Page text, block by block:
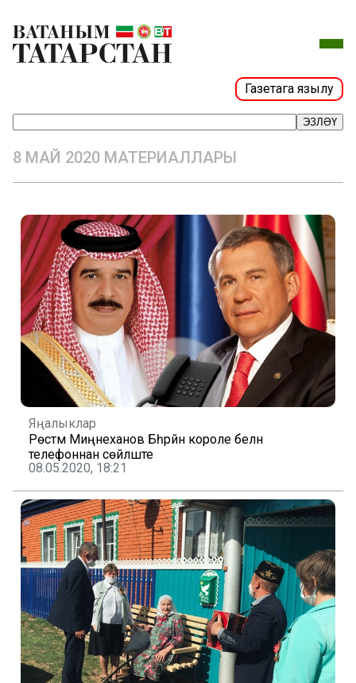
Газетага язылу
ЭЗЛӘҮ
8 МАЙ 2020 МАТЕРИАЛЛАРЫ
Яңалыклар
Рөстәм Миңнеханов Бәһрәйн короле белән
телефоннан сөйләште
08.05.2020, 18:21